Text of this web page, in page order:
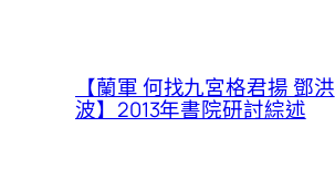
【蘭軍 何找九宮格君揚 鄧洪
波】2013年書院研討綜述